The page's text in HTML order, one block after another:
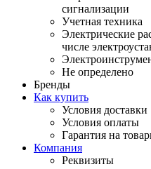
сигнализации
Учетная техника
Электрические
числе
Не определено
Бренды
Как купить
Условия доставки
Условия оплаты
Гарантия на
Компания
Реквизиты